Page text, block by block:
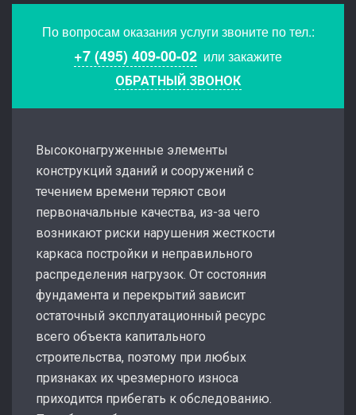
По вопросам оказания услуги звоните по тел.:
+7 (495) 409-00-02 или закажите
ОБРАТНЫЙ ЗВОНОК
Высоконагруженные элементы
конструкций зданий и сооружений с
течением времени теряют свои
первоначальные качества, из-за чего
возникают риски нарушения жесткости
каркаса постройки и неправильного
распределения нагрузок. От состояния
фундамента и перекрытий зависит
остаточный эксплуатационный ресурс
всего объекта капитального
строительства, поэтому при любых
признаках их чрезмерного износа
приходится прибегать к обследованию.